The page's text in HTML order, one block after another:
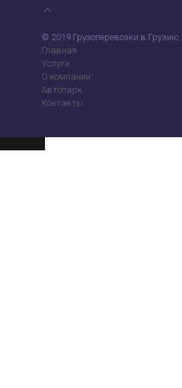
© 2019 Грузоперевозки в Грузию.
Главная
Услуги
О компании
Автопарк
Контакты